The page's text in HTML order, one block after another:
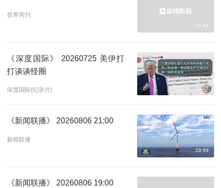
世界周刊
43:49
《深度国际》 20260725 美伊打
打谈谈怪圈
深度国际(纪录片) 26:21
《新闻联播》 20260806 21:00
新闻联播
29:59
《新闻联播》 20260806 19:00